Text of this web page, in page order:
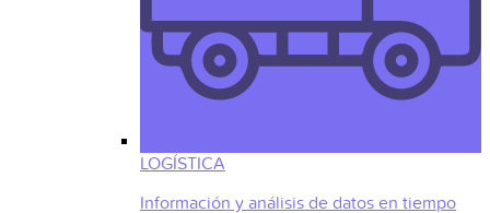
LOGÍSTICA
Información y análisis de datos en tiempo